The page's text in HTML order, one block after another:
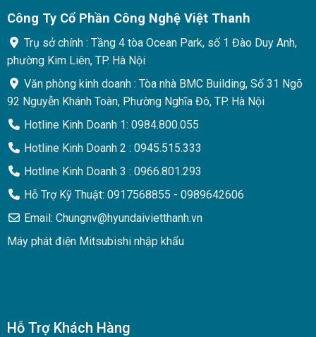
Công Ty Cổ Phần Công Nghệ Việt Thanh
Trụ sở chính : Tầng 4 tòa Ocean Park, số 1 Đào Duy Anh,
phường Kim Liên, TP. Hà Nội
Văn phòng kinh doanh : Tòa nhà BMC Building, Số 31 Ngõ
92 Nguyễn Khánh Toàn, Phường Nghĩa Đô, TP. Hà Nội
Hotline Kinh Doanh 1: 0984.800.055
Hotline Kinh Doanh 2 : 0945.515.333
Hotline Kinh Doanh 3 : 0966.801.293
Hỗ Trợ Kỹ Thuật: 0917568855 - 0989642606
Email: Chungnv@hyundaivietthanh.vn
Máy phát điện Mitsubishi nhập khẩu
Hỗ Trợ Khách Hàng